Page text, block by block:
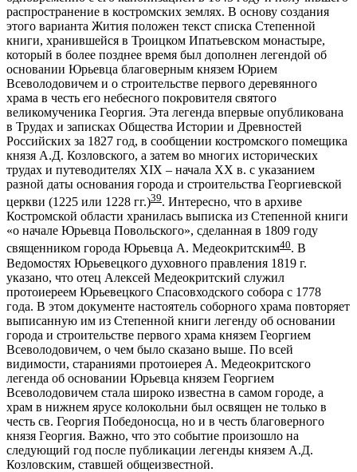
распространение в костромских землях. В основу создания
этого варианта Жития положен текст списка Степенной
книги, хранившейся в Троицком Ипатьевском монастыре,
который в более позднее время был дополнен легендой об
основании Юрьевца благоверным князем Юрием
Всеволодовичем и о строительстве первого деревянного
храма в честь его небесного покровителя святого
великомученика Георгия. Эта легенда впервые опубликована
в Трудах и записках Общества Истории и Древностей
Российских за 1827 год, в сообщении костромского помещика
князя А.Д. Козловского, а затем во многих исторических
трудах и путеводителях XIX – начала XX в. с указанием
разной даты основания города и строительства Георгиевской
церкви (1225 или 1228 гг.)39. Интересно, что в архиве
Костромской области хранилась выписка из Степенной книги
«о начале Юрьевца Повольского», сделанная в 1809 году
священником города Юрьевца А. Медеокритским40. В
Ведомостях Юрьевецкого духовного правления 1819 г.
указано, что отец Алексей Медеокритский служил
протоиереем Юрьевецкого Спасовходского собора с 1778
года. В этом документе настоятель соборного храма повторяет
выписанную им из Степенной книги легенду об основании
города и строительстве первого храма князем Георгием
Всеволодовичем, о чем было сказано выше. По всей
видимости, стараниями протоиерея А. Медеокритского
легенда об основании Юрьевца князем Георгием
Всеволодовичем стала широко известна в самом городе, а
храм в нижнем ярусе колокольни был освящен не только в
честь св. Георгия Победоносца, но и в честь благоверного
князя Георгия. Важно, что это событие произошло на
следующий год после публикации легенды князем А.Д.
Козловским, ставшей общеизвестной.